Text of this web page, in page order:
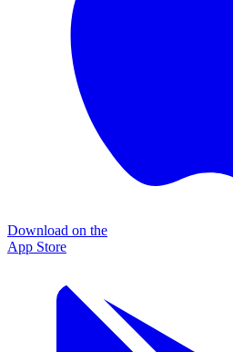
Download on the
App Store